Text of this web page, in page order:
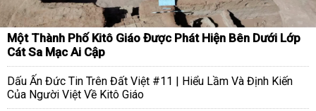
Một Thành Phố Kitô Giáo Được Phát Hiện Bên Dưới Lớp
Cát Sa Mạc Ai Cập
Dấu Ấn Đức Tin Trên Đất Việt #11 | Hiểu Lầm Và Định Kiến
Của Người Việt Về Kitô Giáo